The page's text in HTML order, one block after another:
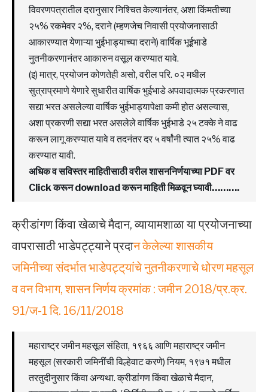
विवरणपत्रातील दरानुसार निश्चित केल्यानंतर, अशा किंमतीच्या
२५% रकमेवर २%, दराने (म्हणजेच निवासी प्रयोजनासाठी
आकारण्यात येणाऱ्या भुईभाड्याच्या दराने) वार्षिक भूईभाडे
नुतनीकरणानंतर आकारुन वसूल करण्यात यावे.
(इ) मात्र, प्रयोजन कोणतेही असो, वरील परि. ०२ मधील
सुत्राप्रमाणे येणारे सुधारीत वार्षिक भुईभाडे अपवादात्मक प्रकरणात
सद्या भरत असलेल्या वार्षिक भुईभाड्यापेक्षा कमी होत असल्यास,
अशा प्रकरणी सद्या भरत असलेले वार्षिक भुईभाडे २५ टक्के ने वाढ
करून लागू करण्यात यावे व तदनंतर दर ५ वर्षांनी त्यात २५% वाढ
करण्यात यावी.
अधिक व सविस्तर माहितीसाठी वरील शासननिर्णयाच्या PDF वर
Click करून download करून माहिती मिळवून घ्यावी……….
क्रीडांगण किंवा खेळाचे मैदान, व्यायामशाळा या प्रयोजनाच्या
वापरासाठी भाडेपट्ट्याने प्रदान केलेल्या शासकीय
जमिनीच्या संदर्भात भाडेपट्ट्‌यांचे नुतनीकरणाचे धोरण महसूल
व वन विभाग, शासन निर्णय क्रमांक : जमीन 2018/प्र.क्र.
91/ज-1 दि. 16/11/2018
महाराष्ट्र जमीन महसूल संहिता, १९६६ आणि महाराष्ट्र जमीन
महसूल (सरकारी जमिनींची विल्हेवाट करणे) नियम, १९७१ मधील
तरतुदीनुसार किंवा अन्यथा. क्रीडांगण किंवा खेळाचे मैदान,